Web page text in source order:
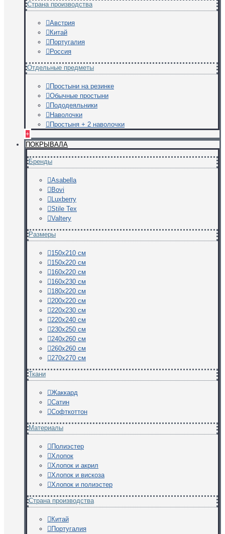
Страна производства
Австрия
Китай
Португалия
Россия
Отдельные предметы
Простыни на резинке
Обычные простыни
Пододеяльники
Наволочки
Простыня + 2 наволочки
+
ПОКРЫВАЛА
Бренды
Asabella
Bovi
Luxberry
Stile Tex
Valtery
Размеры
150х210 см
150х220 см
160х220 см
160х230 см
180х220 см
200х220 см
220х230 см
220х240 см
230х250 см
240х260 см
260х260 см
270х270 см
Ткани
Жаккард
Сатин
Софткоттон
Материалы
Полиэстер
Хлопок
Хлопок и акрил
Хлопок и вискоза
Хлопок и полиэстер
Страна производства
Китай
Португалия